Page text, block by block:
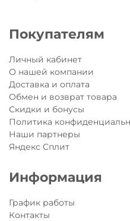
Покупателям
Личный кабинет
О нашей компании
Доставка и оплата
Обмен и возврат товара
Скидки и бонусы
Политика
Наши партнеры
Яндекс Сплит
Информация
График работы
Контакты